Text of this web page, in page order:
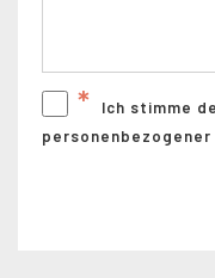
*
Ich stimme
personenbezogener